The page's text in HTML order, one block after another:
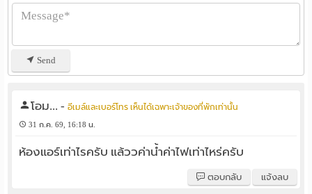
Send
โอม... -อีเมล์และเบอร์โทร เห็นได้เฉพาะเจ้าของที่พักเท่านั้น
31 ก.ค. 69, 16:18 น.
ห้องแอร์เท่าไรครับ แล้ววค่าน้ำค่าไฟเท่าไหร่ครับ
ตอบกลับ แจ้งลบ